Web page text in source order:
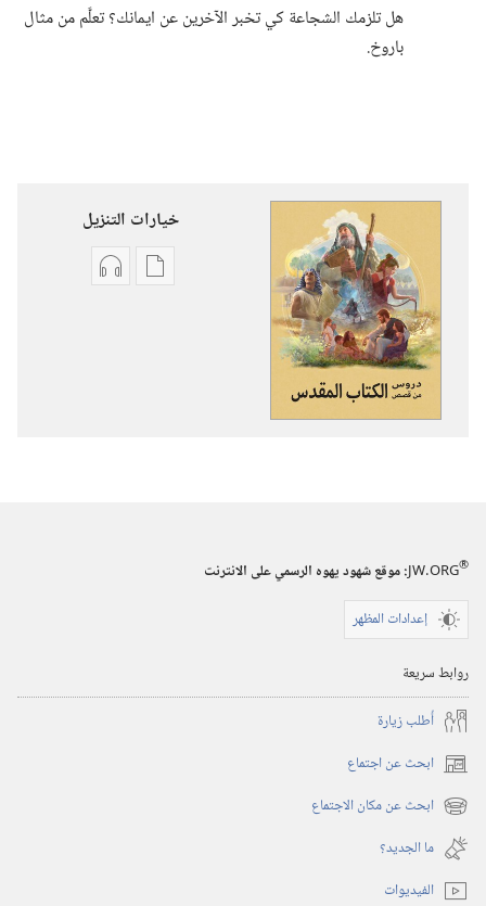
هل تلزمك الشجاعة كي تخبر الآخرين عن ايمانك؟‏ تعلَّم من مثال
باروخ.‏
خيارات التنزيل
خياراتخيارات
JW.ORG®
:‏ موقع شهود يهوه الرسمي على الانترنت
إعدادات المظهر
روابط سريعة
أُطلب زيارة
ابحث عن اجتماع (يفتح
نافذة
جديدة)
ابحث عن مكان الاجتماع (يفتح
نافذة
جديدة)
ما الجديد؟‏
الفيديوات